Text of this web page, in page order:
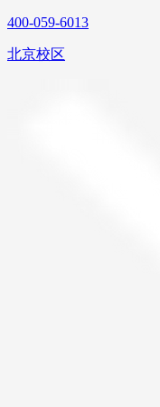
400-059-6013
北京校区